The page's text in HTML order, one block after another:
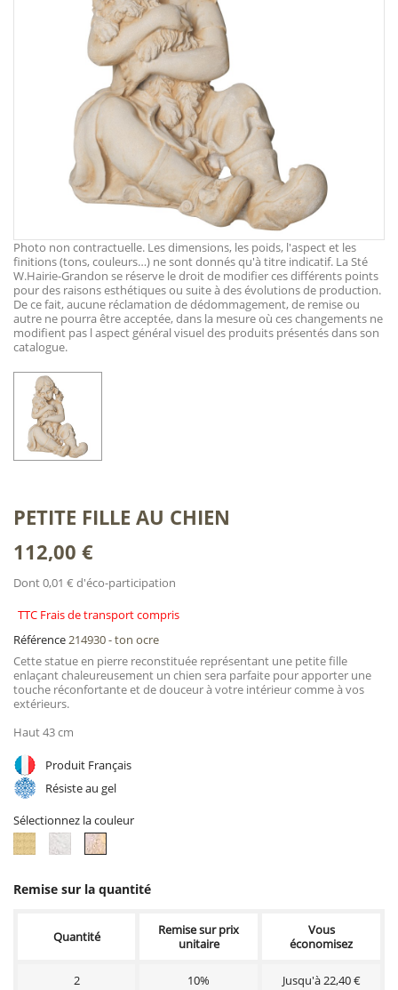
Photo non contractuelle. Les dimensions, les poids, l'aspect et les
finitions (tons, couleurs…) ne sont donnés qu'à titre indicatif. La Sté
W.Hairie-Grandon se réserve le droit de modifier ces différents points
pour des raisons esthétiques ou suite à des évolutions de production.
De ce fait, aucune réclamation de dédommagement, de remise ou
autre ne pourra être acceptée, dans la mesure où ces changements ne
modifient pas l aspect général visuel des produits présentés dans son
catalogue.
PETITE FILLE AU CHIEN
112,00 €
Dont 0,01 € d'éco-participation
TTC Frais de transport compris
Référence214930 - ton ocre
Cette statue en pierre reconstituée représentant une petite fille
enlaçant chaleureusement un chien sera parfaite pour apporter une
touche réconfortante et de douceur à votre intérieur comme à vos
extérieurs.
Haut 43 cm
Produit Français
Résiste au gel
Sélectionnez la couleur
vieilli
Ton
blanc
Ton
pierre
Remise sur la quantité
Quantité
Remise sur prix
unitaire
Vous
économisez
2 10% Jusqu'à 22,40 €